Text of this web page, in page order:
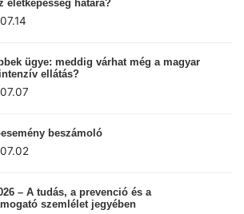
életképesség határa?
ügye: meddig várhat még a magyar
ellátás?
beszámoló
– A tudás, a prevenció és a
szemlélet jegyében